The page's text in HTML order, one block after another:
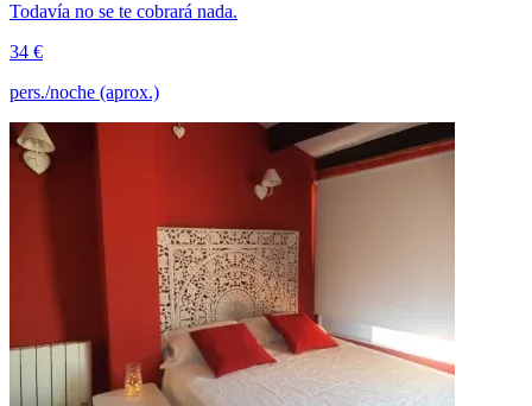
Todavía no se te cobrará nada.
34 €
pers./noche (aprox.)